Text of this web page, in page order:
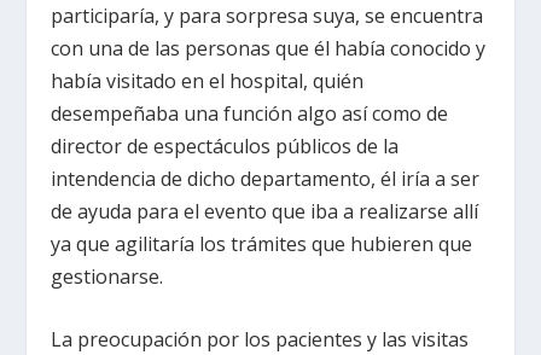
participaría, y para sorpresa suya, se encuentra
con una de las personas que él había conocido y
había visitado en el hospital, quién
desempeñaba una función algo así como de
director de espectáculos públicos de la
intendencia de dicho departamento, él iría a ser
de ayuda para el evento que iba a realizarse allí
ya que agilitaría los trámites que hubieren que
gestionarse.
La preocupación por los pacientes y las visitas